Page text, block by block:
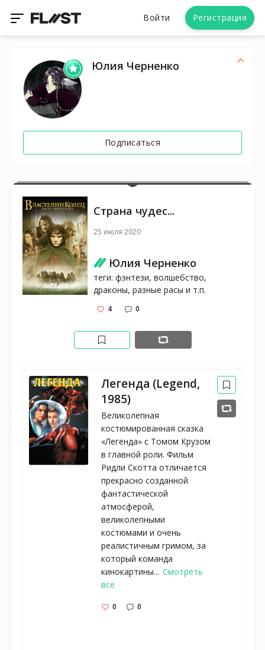
Войти Регистрация
Юлия Черненко
Подписаться
Страна чудес...
25 июля 2020
Юлия Черненко
теги: фэнтези, волшебство,
драконы, разные расы и т.п.
4 0
Легенда (Legend,
1985)
Великолепная
костюмированная сказка
«Легенда» с Томом Крузом
в главной роли. Фильм
Ридли Скотта отличается
прекрасно созданной
фантастической
атмосферой,
великолепными
костюмами и очень
реалистичным гримом, за
который команда
кинокартины... Смотреть
все
0 0